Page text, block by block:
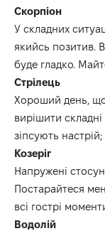
Скорпіон
У складних
якийсь позитив.
буде гладко.
Стрілець
Хороший день,
вирішити
зіпсують
Козеріг
Напружені
Постарайтеся
всі гострі
Водолій